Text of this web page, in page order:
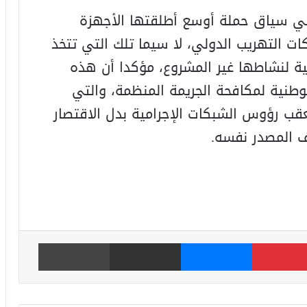
في سياق حملة أوسع أطلقتها الأجهزة
التهريب الدولي، لا سيما تلك التي تتخذ
لنشاطها غير المشروع، مؤكدا أن هذه
لمكافحة الجريمة المنظمة، والتي
رؤوس الشبكات الإجرامية بدل الاقتصار
المصدر نفسه.
بينتيريست ماسنجر مشاركة عبر البريد